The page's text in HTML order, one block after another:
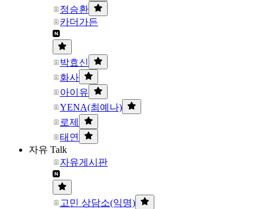
정승환
카더가든
박효신
화사
아이유
YENA(최예나)
로제
태연
자유 Talk
자유게시판
고민 상담소(익명)